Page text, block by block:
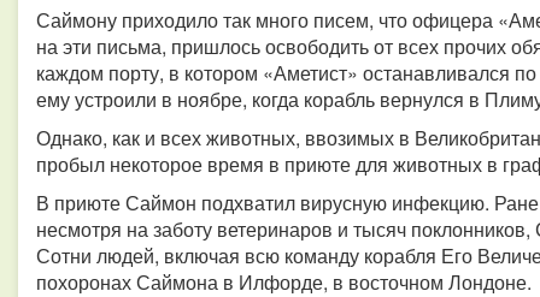
Саймону приходило так много писем, что офицера
на эти письма, пришлось освободить от всех прочих
каждом порту, в котором «Аметист» останавливался
ему устроили в ноябре, когда корабль вернулся в
Однако, как и всех животных, ввозимых в
пробыл некоторое время в приюте для животных в
В приюте Саймон подхватил вирусную инфекцию.
несмотря на заботу ветеринаров и тысяч
Сотни людей, включая всю команду корабля Его
похоронах Саймона в Илфорде, в восточном Лондоне.